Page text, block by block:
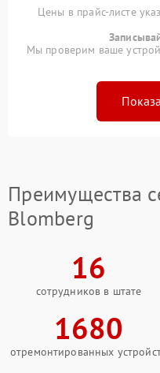
Цены в прайс-листе
Мы проверим ваше
Преимущества
Blomberg
16
сотрудников в штате
1680
отремонтированных